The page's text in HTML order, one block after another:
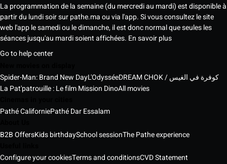
La programmation de la semaine (du mercredi au mardi) est disponible à
partir du lundi soir sur pathe.ma ou via l'app. Si vous consultez le site
web l'app le samedi ou le dimanche, il est donc normal que seules les
séances jusqu'au mardi soient affichées. En savoir plus
Go to help center
Spider-Man: Brand New DayL'Odyssée
DREAM CHOK / كوفرة في الغيس
La Pat'patrouille : Le film Mission DinoAll movies
Pathé CaliforniePathé Dar Essalam
B2B OffersKids birthdaySchool sessionThe Pathe experience
Configure your cookiesTerms and conditionsCVD Statement